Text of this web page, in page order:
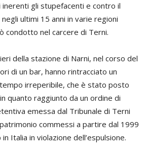
gli stupefacenti e contro il
ultimi 15 anni in varie regioni
condotto nel carcere di Terni.
della stazione di Narni, nel corso del
di un bar, hanno rintracciato un
irreperibile, che è stato posto
quanto raggiunto da un ordine di
emessa dal Tribunale di Terni
commessi a partire dal 1999
Italia in violazione dell’espulsione.